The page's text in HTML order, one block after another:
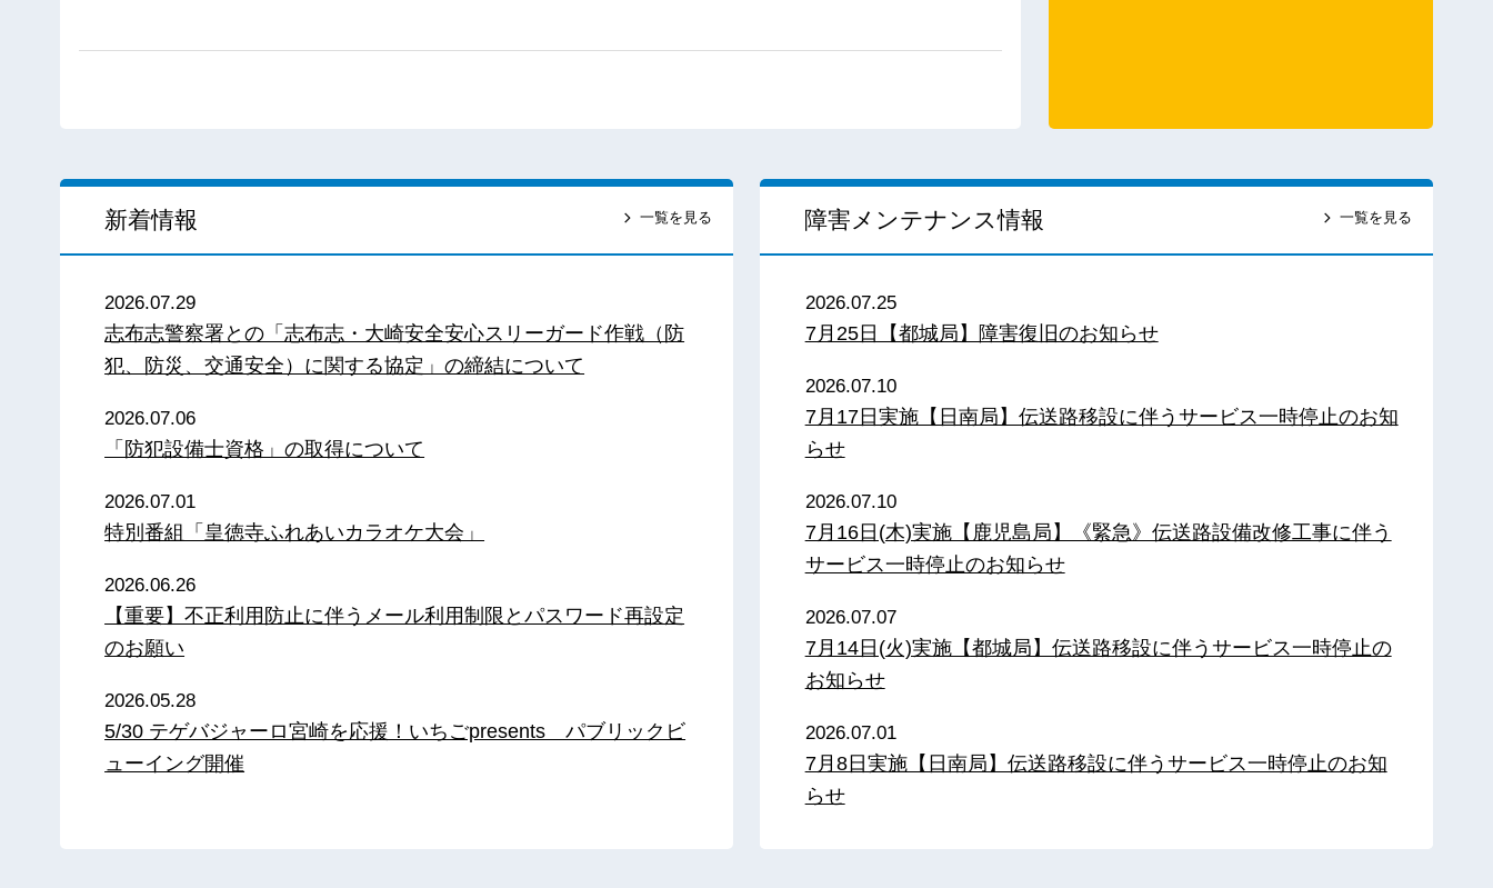
新着情報 一覧を見る
2026.07.29
志布志警察署との「志布志・大崎安全安心スリーガード作戦（防
犯、防災、交通安全）に関する協定」の締結について
2026.07.06
「防犯設備士資格」の取得について
2026.07.01
特別番組「皇徳寺ふれあいカラオケ大会」
2026.06.26
【重要】不正利用防止に伴うメール利用制限とパスワード再設定
のお願い
2026.05.28
5/30 テゲバジャーロ宮崎を応援！いちごpresents パブリックビ
ューイング開催
障害メンテナンス情報 一覧を見る
2026.07.25
7月25日【都城局】障害復旧のお知らせ
2026.07.10
7月17日実施【日南局】伝送路移設に伴うサービス一時停止のお知
らせ
2026.07.10
7月16日(木)実施【鹿児島局】《緊急》伝送路設備改修工事に伴う
サービス一時停止のお知らせ
2026.07.07
7月14日(火)実施【都城局】伝送路移設に伴うサービス一時停止の
お知らせ
2026.07.01
7月8日実施【日南局】伝送路移設に伴うサービス一時停止のお知
らせ